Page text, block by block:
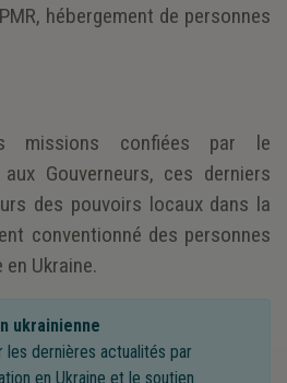
hébergement de personnes
missions confiées par le
Gouverneurs, ces derniers
des pouvoirs locaux dans la
conventionné des personnes
Ukraine.
ukrainienne
les dernières actualités par
en Ukraine et le soutien